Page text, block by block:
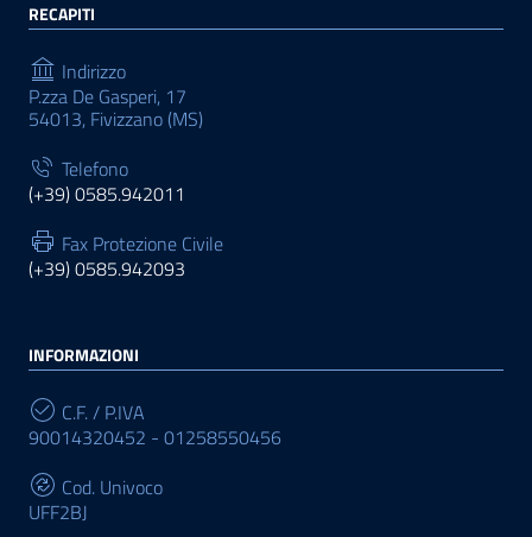
RECAPITI
Indirizzo
P.zza De Gasperi, 17
54013, Fivizzano (MS)
Telefono
(+39) 0585.942011
Fax Protezione Civile
(+39) 0585.942093
INFORMAZIONI
C.F. / P.IVA
90014320452 - 01258550456
Cod. Univoco
UFF2BJ